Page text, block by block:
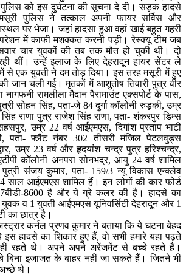
को इस दुर्घटना की सूचना दे दी। सड़क हादसे
पुलिस ने तत्काल अपनी फायर सर्विस और
पर भेजा। जहां हादसा हुआ वहां खाई बहुत गहरी
में काफी मशक्कत करनी पड़ी। रेस्क्यू टीम जब
चार युवकों की तब तक मौत हो चुकी थी। दो
थीं। उन्हें इलाज के लिए देहरादून हायर सेंटर ले
से एक युवती ने दम तोड़ दिया। इस तरह मसूरी में हुए
जान चली गई। मृतकों में आशुतोष तिवारी पुत्र वीर
नागफनी रामलीला मैदान पैरामाउंट एक्सपोर्ट के पास,
सोहन सिंह, पता-जे 84 दुर्गा कॉलोनी रुड़की, उम्र
राणा पुत्र राजेश सिंह राणा, पता- शंकरपुर डिम्स
उम्र 22 वर्ष आईएमएस, दिगांश प्रताप भाटी
पता- फ्लैट नंबर 302 तीसरी मंजिल पेटलवुड्स
उम्र 23 वर्ष और हृदयांश चन्द्र पुत्र हरिश्चन्द्र,
कॉलोनी अनपरा सोनभद्र, आयु 24 वर्ष शामिल
संजय कुमार, पता- 159/3 न्यू विकास एन्क्लेव
साल आईएमएस शामिल हैं। इन लोगों की कार फोर्ड
8600 है और ये ग्रे कलर की है। हादसे का
युवक व 1 युवती आईएमएस यूनिवर्सिटी देहरादून और 1
का छात्र है।
कर्नल प्रणव कुमार ने बताया कि ये घटना बेहद
हादसे का शिकार हुए हैं, वो सभी हमारे यहा पढ़ते
रहते थे। अपने अपने अरेंजमेंट से बच्चे रहते हैं।
बिना इजाजत के बाहर नहीं जा सकते हैं। जितने भी
थे।